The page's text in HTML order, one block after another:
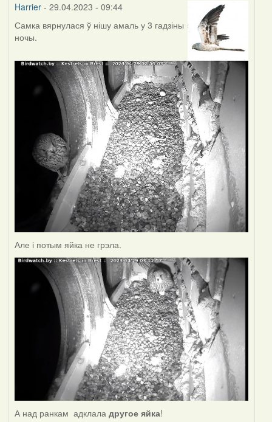
Harrier- 29.04.2023 - 09:44
Самка вярнулася ў нішу амаль у 3 гадзіны
ночы.
Але і потым яйка не грэла.
А над ранкам адклала другое яйка!